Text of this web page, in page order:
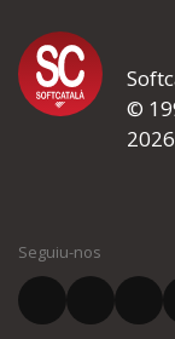
Si heu trobat un
quina és la
El vostre
©
2026
Seguiu-nos